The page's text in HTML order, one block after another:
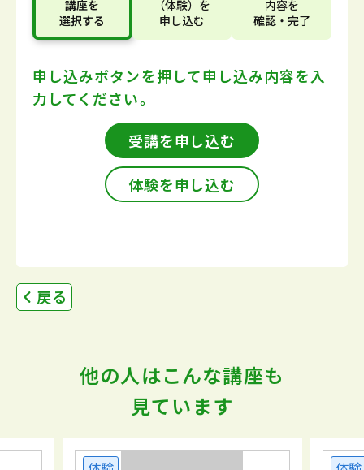
講座を
選択する
（体験） を
申し込む
内容を
確認・完了
申し込みボタンを押して申し込み内容を入
力してください。
受講を申し込む
体験を申し込む
戻る
他の人はこんな講座も
見ています